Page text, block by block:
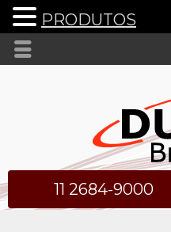
11 2684-9000
PRODUTOS